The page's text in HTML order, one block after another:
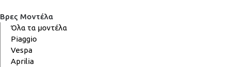
Βρες Μοντέλα
Όλα τα μοντέλα
Piaggio
Vespa
Aprilia